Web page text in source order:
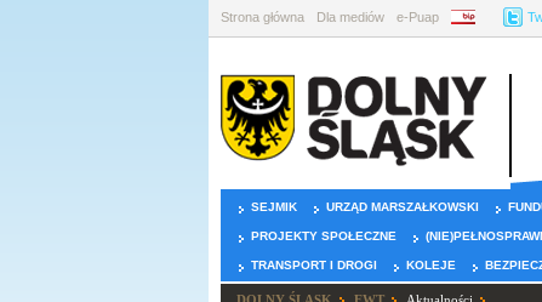
Strona główna Dla mediów e-Puap BIP
SEJMIK URZĄD MARSZAŁKOWSKI
PROJEKTY SPOŁECZNE
TRANSPORT I DROGI KOLEJE